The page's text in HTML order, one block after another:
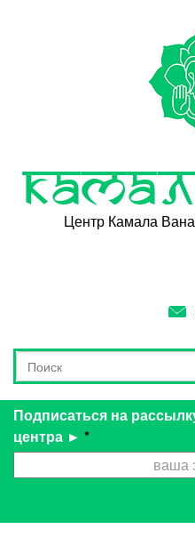
Центр Камала
Форма поиска
Подписаться на
центра ► *